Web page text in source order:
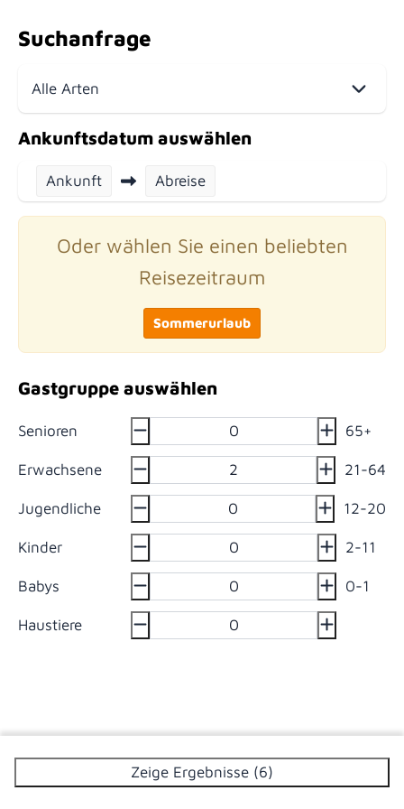
Suchanfrage
Ankunftsdatum auswählen
Ankunft Abreise
Oder wählen Sie einen beliebten
Reisezeitraum
Sommerurlaub
Gastgruppe auswählen
Senioren 65+
Erwachsene 21-64
Jugendliche 12-20
Kinder 2-11
Babys 0-1
Haustiere
Zeige Ergebnisse (6)